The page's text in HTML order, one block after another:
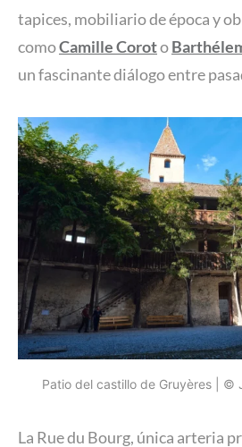
tapices, mobiliario de época y
comoCamille Coroto
un fascinante diálogo entre
Patio del castillo de Gruyères | ©
La Rue du Bourg, única arteria